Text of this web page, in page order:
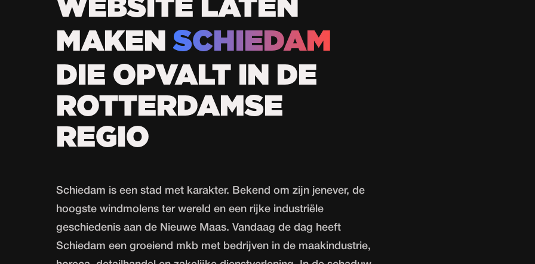
WEBSITE LATEN
MAKENSCHIEDAM
DIE OPVALT IN DE
ROTTERDAMSE
REGIO
Schiedam is een stad met karakter. Bekend om zijn jenever, de
hoogste windmolens ter wereld en een rijke industriële
geschiedenis aan de Nieuwe Maas. Vandaag de dag heeft
Schiedam een groeiend mkb met bedrijven in de maakindustrie,